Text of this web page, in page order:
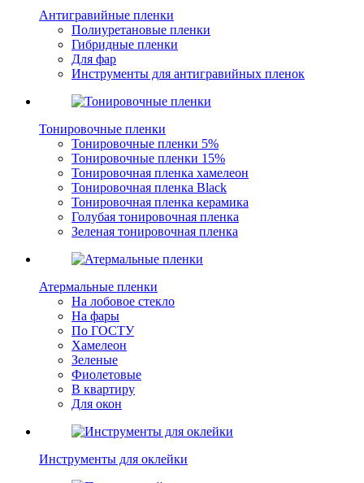
Антигравийные пленки
Полиуретановые пленки
Гибридные пленки
Для фар
Инструменты для антигравийных пленок
Тонировочные пленки
Тонировочные пленки 5%
Тонировочные пленки 15%
Тонировочная пленка хамелеон
Тонировочная пленка Black
Тонировочная пленка керамика
Голубая тонировочная пленка
Зеленая тонировочная пленка
Атермальные пленки
На лобовое стекло
На фары
По ГОСТУ
Хамелеон
Зеленые
Фиолетовые
В квартиру
Для окон
Инструменты для оклейки